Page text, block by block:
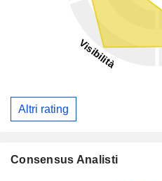
Altri rating
Consensus Analisti